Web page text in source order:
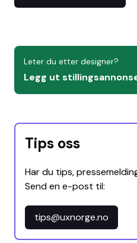
Leter du etter designer?
Legg ut
Tips oss
Har du tips,
Send en e-post til:
tips@uxnorge.no